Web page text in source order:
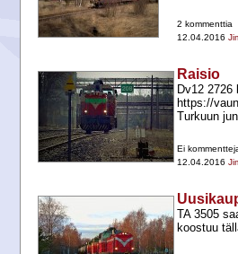
2 kommenttia
12.04.2016
Raisio
Dv12
https://
Turkuun
Ei
12.04.2016
TA 3505
koostuu